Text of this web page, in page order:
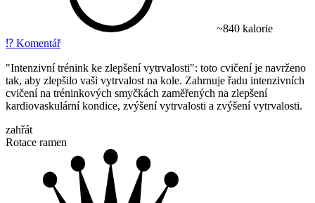
~840 kalorie
⁉️ Komentář
"Intenzivní trénink ke zlepšení vytrvalosti": toto cvičení je navrženo
tak, aby zlepšilo vaši vytrvalost na kole. Zahrnuje řadu intenzivních
cvičení na tréninkových smyčkách zaměřených na zlepšení
kardiovaskulární kondice, zvýšení vytrvalosti a zvýšení vytrvalosti.
zahřát
Rotace ramen